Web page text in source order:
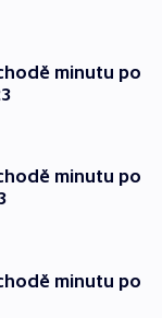
minutu po
minutu po
minutu po